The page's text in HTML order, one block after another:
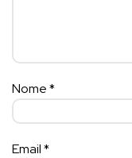
Nome*
Email*